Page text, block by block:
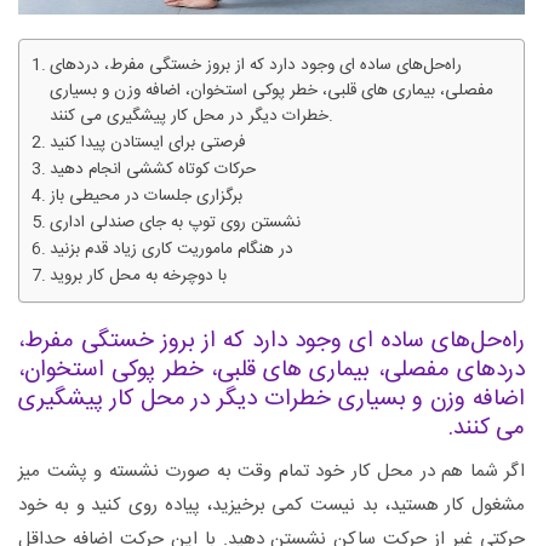
راه‌حل‌های ساده‌ ای وجود دارد که از بروز خستگی مفرط، دردهای
مفصلی، بیماری های قلبی، خطر پوکی استخوان، اضافه وزن و بسیاری
خطرات دیگر در محل کار پیشگیری می ‌کنند.
فرصتی برای ایستادن پیدا کنید
حرکات کوتاه کششی انجام دهید
برگزاری جلسات در محیطی باز
نشستن روی توپ به جای صندلی اداری
در هنگام ماموریت کاری زیاد قدم بزنید
با دوچرخه به محل کار بروید
راه‌حل‌های ساده‌ ای وجود دارد که از بروز خستگی مفرط،
دردهای مفصلی، بیماری های قلبی، خطر پوکی استخوان،
اضافه وزن و بسیاری خطرات دیگر در محل کار پیشگیری
می ‌کنند.
اگر شما هم در محل کار خود تمام وقت به صورت نشسته و پشت میز
مشغول کار هستید، بد نیست کمی برخیزید، پیاده روی کنید و به خود
حرکتی غیر از حرکت ساکن نشستن دهید. با این حرکت اضافه حداقل